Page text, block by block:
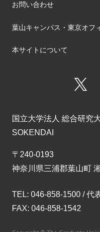
お問い合わせ
葉山キャンパス・東京オフ
本サイトについて
国立大学法人 総合研究
SOKENDAI
〒240-0193
神奈川県三浦郡葉山町
TEL: 046-858-1500 / 代
FAX: 046-858-1542